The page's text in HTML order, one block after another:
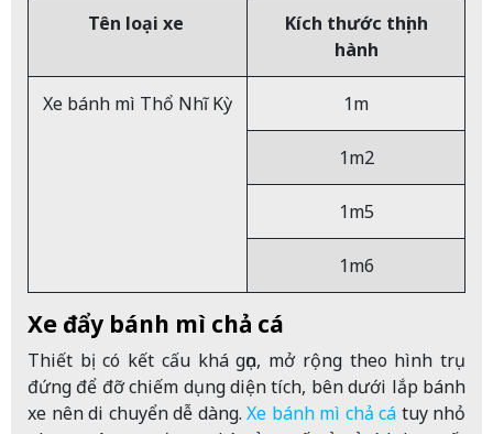
Tên loại xe
Kích thước thịnh
hành
Xe bánh mì Thổ Nhĩ Kỳ 1m
1m2
1m5
1m6
Xe đẩy bánh mì chả cá
Thiết bị có kết cấu khá gọn, mở rộng theo hình trụ
đứng để đỡ chiếm dụng diện tích, bên dưới lắp bánh
xe nên di chuyển dễ dàng. Xe bánh mì chả cá tuy nhỏ